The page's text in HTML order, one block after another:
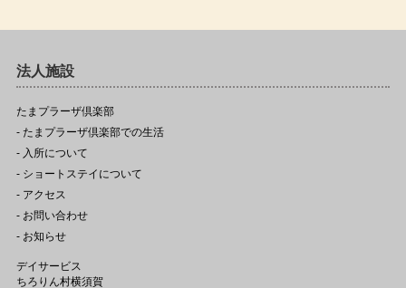
法人施設
たまプラーザ倶楽部
- たまプラーザ倶楽部での生活
- 入所について
- ショートステイについて
- アクセス
- お問い合わせ
- お知らせ
デイサービス
ちろりん村横須賀